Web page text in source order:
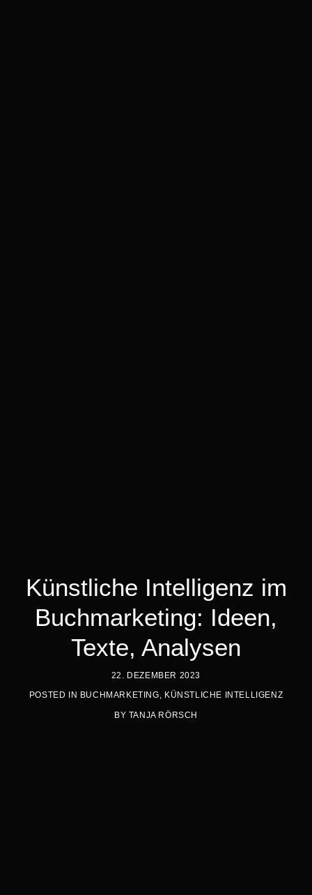
Künstliche Intelligenz im
Buchmarketing: Ideen,
Texte, Analysen
22. DEZEMBER 2023
POSTED IN BUCHMARKETING, KÜNSTLICHE INTELLIGENZ
BY TANJA RÖRSCH